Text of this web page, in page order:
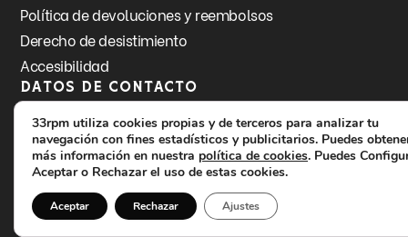
Política de devoluciones y reembolsos
Derecho de desistimiento
Accesibilidad
Datos de contacto
C/ de la Mare de Déu de l'Olivar, 15, 46900
Torrent
info@33rpm.es
613 02 58 30
Síguenos en Instagram
Síguenos en Facebook
33rpm utiliza cookies propias y de terceros para analizar tu
navegación con fines estadísticos y publicitarios. Puedes
más información en nuestra política de cookies. Puedes
Aceptar o Rechazar el uso de estas cookies.
Aceptar Rechazar Ajustes